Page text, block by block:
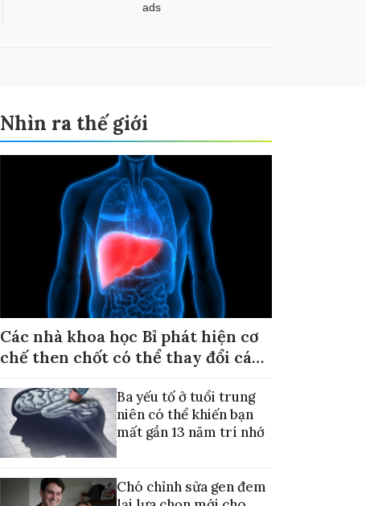
ads
Nhìn ra thế giới
Các nhà khoa học Bỉ phát hiện cơ
chế then chốt có thể thay đổi cách
Ba yếu tố ở tuổi trung
niên có thể khiến bạn
mất gần 13 năm trí nhớ
Chó chỉnh sửa gen đem